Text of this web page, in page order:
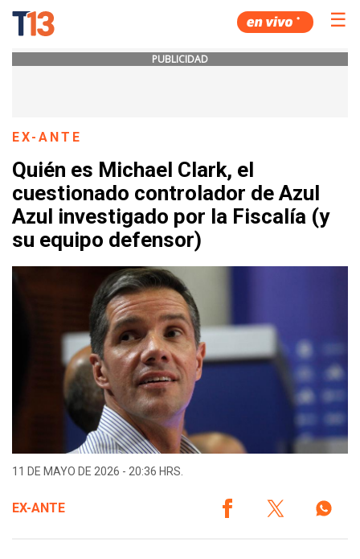
☰
PUBLICIDAD
EX-ANTE
Quién es Michael Clark, el
cuestionado controlador de Azul
Azul investigado por la Fiscalía (y
su equipo defensor)
11 DE MAYO DE 2026 - 20:36 HRS.
EX-ANTE